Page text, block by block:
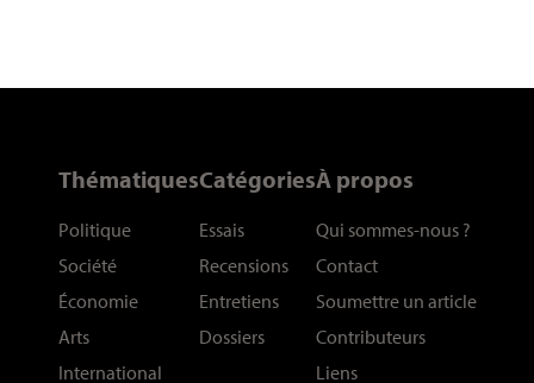
Thématiques
Politique
Société
Économie
Arts
International
Catégories
Essais
Recensions
Entretiens
Dossiers
À propos
Qui sommes-nous ?
Contact
Soumettre un article
Contributeurs
Liens